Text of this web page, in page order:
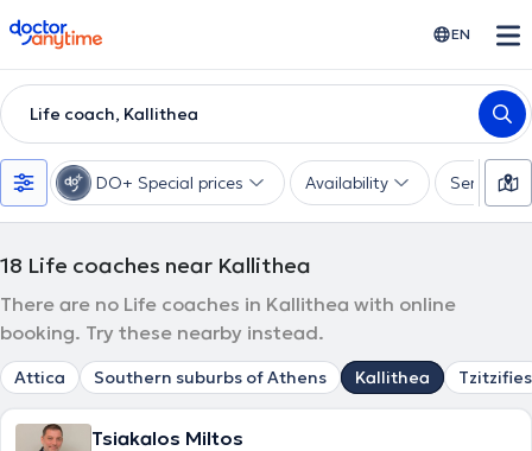
doctoranytime EN
Life coach, Kallithea
DO+ Special prices Availability Services
18 Life coaches near Kallithea
There are no Life coaches in Kallithea with online
booking. Try these nearby instead.
Attica Southern suburbs of Athens Kallithea Tzitzifies
Tsiakalos Miltos